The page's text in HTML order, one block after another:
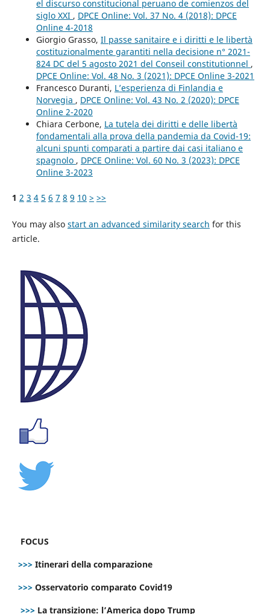
el discurso constitucional peruano de comienzos del
siglo XXI , DPCE Online: Vol. 37 No. 4 (2018): DPCE
Online 4-2018
Giorgio Grasso, Il passe sanitaire e i diritti e le libertà
costituzionalmente garantiti nella decisione n° 2021-
824 DC del 5 agosto 2021 del Conseil constitutionnel ,
DPCE Online: Vol. 48 No. 3 (2021): DPCE Online 3-2021
Francesco Duranti, L’esperienza di Finlandia e
Norvegia , DPCE Online: Vol. 43 No. 2 (2020): DPCE
Online 2-2020
Chiara Cerbone, La tutela dei diritti e delle libertà
fondamentali alla prova della pandemia da Covid-19:
alcuni spunti comparati a partire dai casi italiano e
spagnolo , DPCE Online: Vol. 60 No. 3 (2023): DPCE
Online 3-2023
1 2 3 4 5 6 7 8 9 10 > >>
You may also start an advanced similarity search for this
article.
FOCUS
>>> Itinerari della comparazione
>>> Osservatorio comparato Covid19
>>> La transizione: l’America dopo Trump